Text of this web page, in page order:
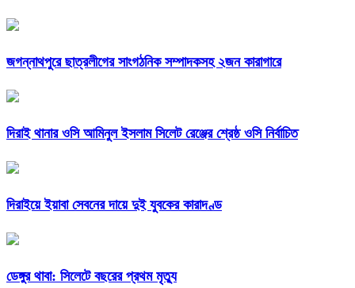
জগন্নাথপুরে ছাত্রলীগের সাংগঠনিক সম্পাদকসহ ২জন কারাগারে
দিরাই থানার ওসি আমিনুল ইসলাম সিলেট রেঞ্জের শ্রেষ্ঠ ওসি নির্বাচিত
দিরাইয়ে ইয়াবা সেবনের দায়ে দুই যুবকের কারাদণ্ড
ডেঙ্গুর থাবা: সিলেটে বছরের প্রথম মৃত্যু